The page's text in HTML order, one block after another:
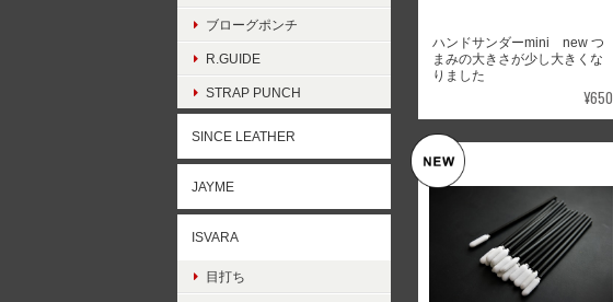
ハンドサンダーmini new つ
まみの大きさが少し大きくな
りました
¥650
ブローグポンチ
R.GUIDE
STRAP PUNCH
SINCE LEATHER
JAYME
ISVARA
目打ち